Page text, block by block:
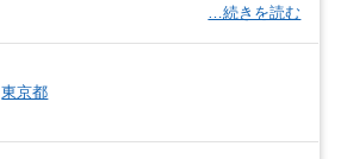
…続きを読む
東京都